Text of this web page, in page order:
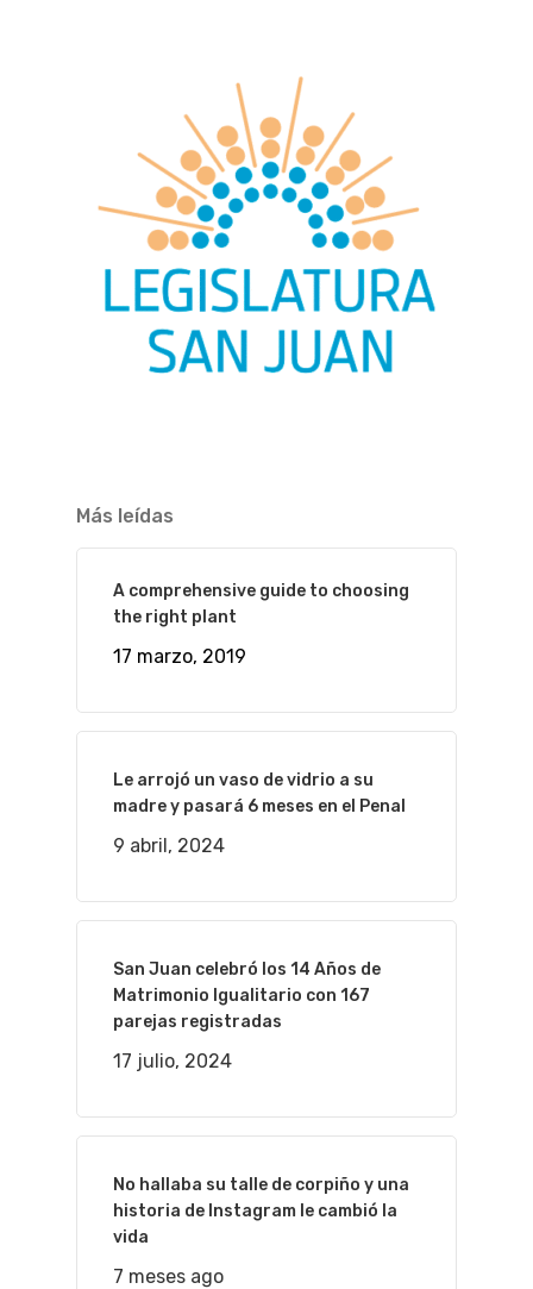
Más leídas
A comprehensive guide to choosing
the right plant
17 marzo, 2019
Le arrojó un vaso de vidrio a su
madre y pasará 6 meses en el Penal
9 abril, 2024
San Juan celebró los 14 Años de
Matrimonio Igualitario con 167
parejas registradas
17 julio, 2024
No hallaba su talle de corpiño y una
historia de Instagram le cambió la
vida
7 meses ago